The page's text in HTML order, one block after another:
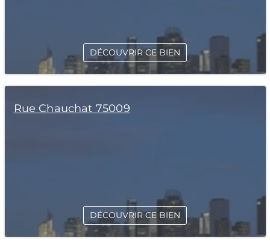
DÉCOUVRIR CE BIEN
Rue Chauchat 75009
DÉCOUVRIR CE BIEN